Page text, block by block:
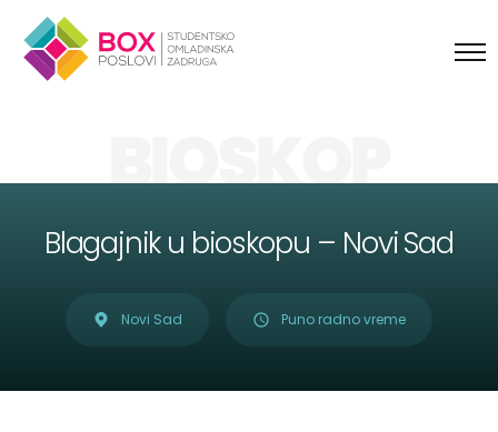
BIOSKOP
Blagajnik u bioskopu – Novi Sad
Novi Sad Puno radno vreme